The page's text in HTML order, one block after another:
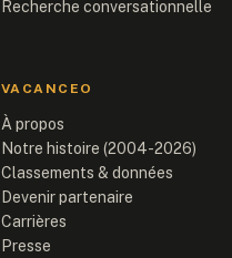
Recherche conversationnelle
VACANCEO
À propos
Notre histoire (2004-2026)
Classements & données
Devenir partenaire
Carrières
Presse